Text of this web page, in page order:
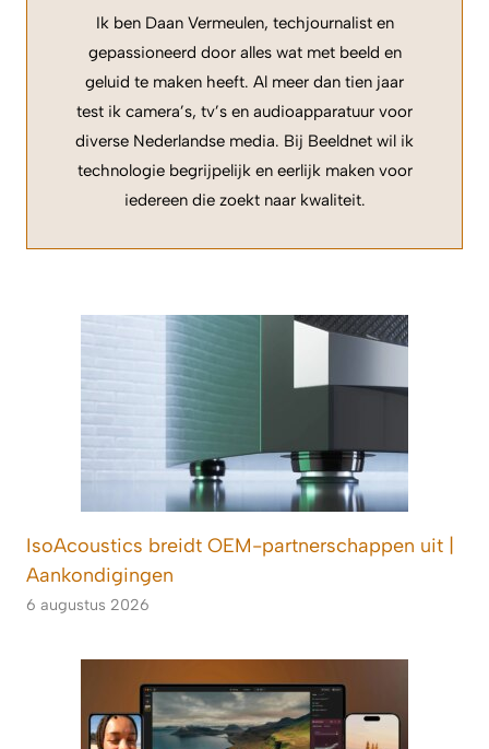
Ik ben Daan Vermeulen, techjournalist en
gepassioneerd door alles wat met beeld en
geluid te maken heeft. Al meer dan tien jaar
test ik camera’s, tv’s en audioapparatuur voor
diverse Nederlandse media. Bij Beeldnet wil ik
technologie begrijpelijk en eerlijk maken voor
iedereen die zoekt naar kwaliteit.
IsoAcoustics breidt OEM-partnerschappen uit |
Aankondigingen
6 augustus 2026